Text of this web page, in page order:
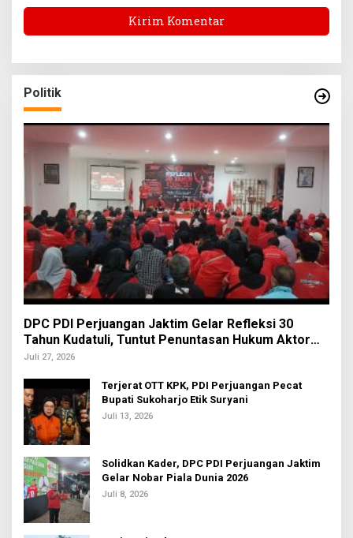
Politik
DPC PDI Perjuangan Jaktim Gelar Refleksi 30
Tahun Kudatuli, Tuntut Penuntasan Hukum Aktor
Intelektual
Juli 27, 2026
Terjerat OTT KPK, PDI Perjuangan Pecat
Bupati Sukoharjo Etik Suryani
Juli 13, 2026
Solidkan Kader, DPC PDI Perjuangan Jaktim
Gelar Nobar Piala Dunia 2026
Juli 8, 2026